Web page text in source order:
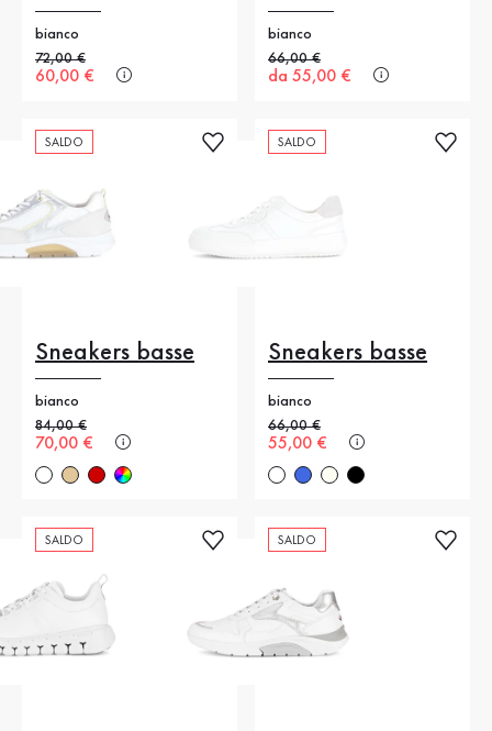
bianco
Prezzo precedente
72,00 €
Nuovo prezzo
60,00 €
bianco
Prezzo precedente
66,00 €
Nuovo prezzo
da 55,00 €
SALDO
Sneakers basse
bianco
Prezzo precedente
84,00 €
Nuovo prezzo
70,00 €
SALDO
Sneakers basse
bianco
Prezzo precedente
66,00 €
Nuovo prezzo
55,00 €
SALDO SALDO